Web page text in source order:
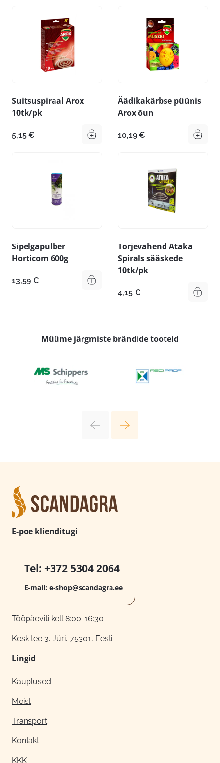
Suitsuspiraal Arox
10tk/pk
5,15 €
Äädikakärbse püünis
Arox õun
10,19 €
Sipelgapulber
Horticom 600g
13,59 €
Tõrjevahend Ataka
Spirals sääskede
10tk/pk
4,15 €
Müüme järgmiste brändide tooteid
E-poe klienditugi
Tel: +372 5304 2064
E-mail: e-shop@scandagra.ee
Tööpäeviti kell 8:00-16:30
Kesk tee 3, Jüri, 75301, Eesti
Lingid
Kauplused
Meist
Transport
Kontakt
KKK